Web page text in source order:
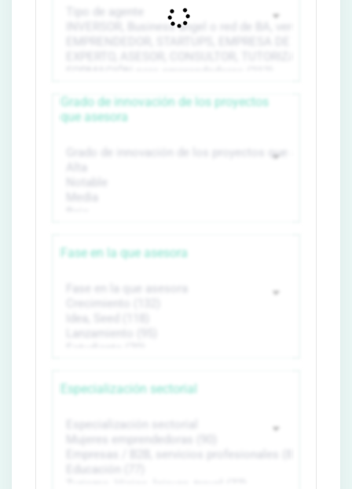
Grado de innovación de los proyectos
que asesora
Fase en la que asesora
Especialización sectorial